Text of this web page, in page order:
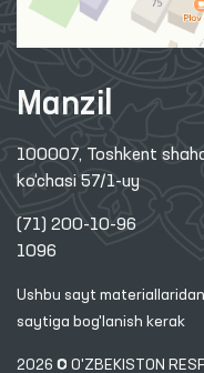
Manzil
100007, Toshkent
ko‘chasi 57/1-uy
(71) 200-10-96
1096
Ushbu sayt
saytiga bog'lanish kerak
2026 © O'ZBEKISTON